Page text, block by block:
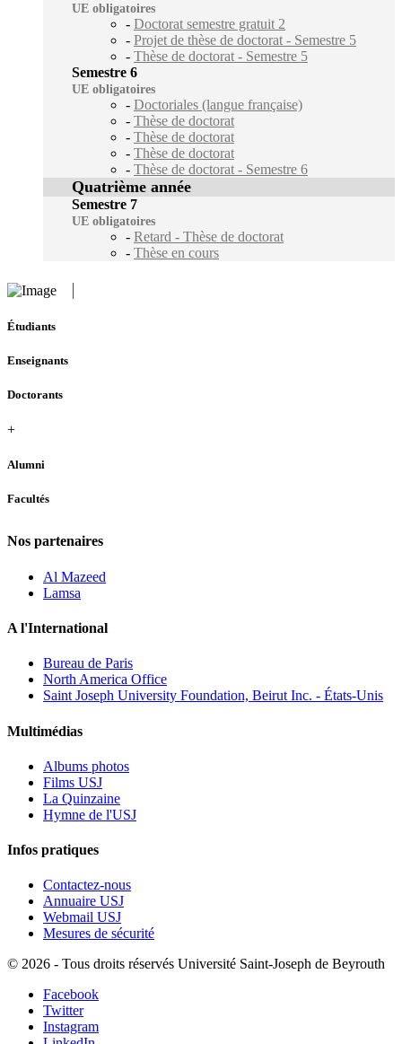
UE obligatoires
- Doctorat semestre gratuit 2
- Projet de thèse de doctorat - Semestre 5
- Thèse de doctorat - Semestre 5
Semestre 6
UE obligatoires
- Doctoriales (langue française)
- Thèse de doctorat
- Thèse de doctorat
- Thèse de doctorat
- Thèse de doctorat - Semestre 6
Quatrième année
Semestre 7
UE obligatoires
- Retard - Thèse de doctorat
- Thèse en cours
Étudiants
Enseignants
Doctorants
+
Alumni
Facultés
Nos partenaires
Al Mazeed
Lamsa
A l'International
Bureau de Paris
North America Office
Saint Joseph University Foundation, Beirut Inc. - États-Unis
Multimédias
Albums photos
Films USJ
La Quinzaine
Hymne de l'USJ
Infos pratiques
Contactez-nous
Annuaire USJ
Webmail USJ
Mesures de sécurité
© 2026 - Tous droits réservés Université Saint-Joseph de Beyrouth
Facebook
Twitter
Instagram